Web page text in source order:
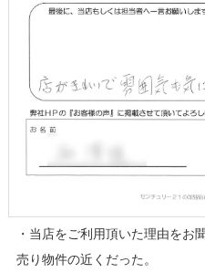
・当店をご利用頂いた理由をお
売り物件の近くだった。